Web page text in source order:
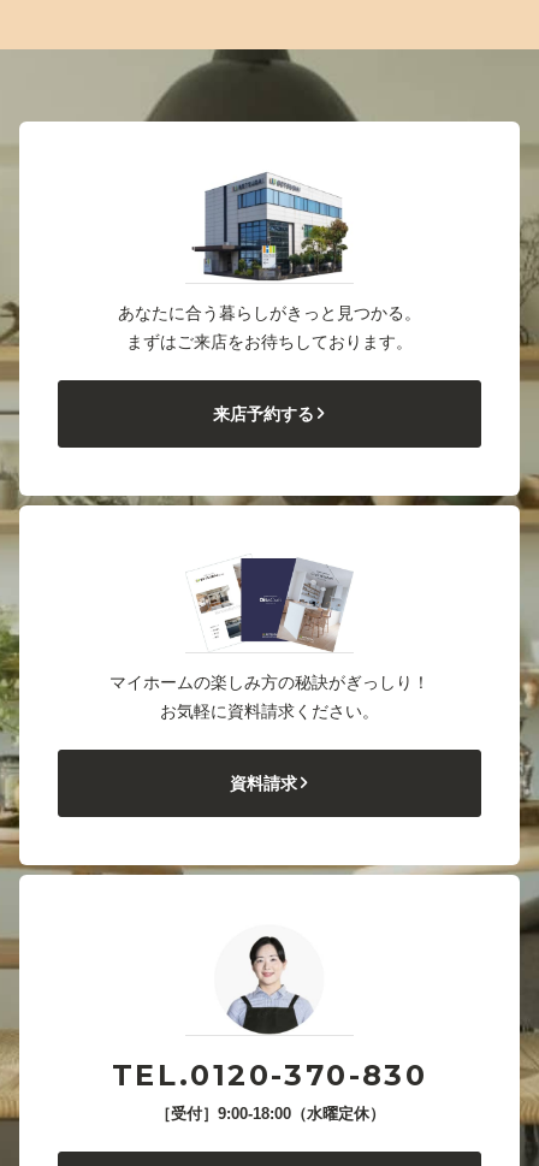
あなたに合う暮らしがきっと見つかる。
まずはご来店をお待ちしております。
来店予約する
マイホームの楽しみ方の秘訣がぎっしり！
お気軽に資料請求ください。
資料請求
TEL.0120-370-830
［受付］9:00-18:00（水曜定休）